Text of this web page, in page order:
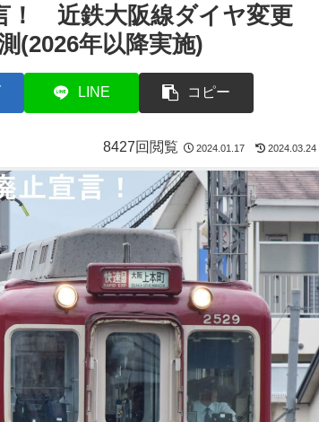
！ 近鉄大阪線ダイヤ変更
(2026年以降実施)
LINE コピー
8427回閲覧 2024.01.17 2024.03.24